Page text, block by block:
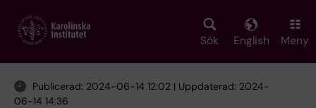
main
Sök English Meny
Publicerad: 2024-06-14 12:02 | Uppdaterad: 2024-
06-14 14:36